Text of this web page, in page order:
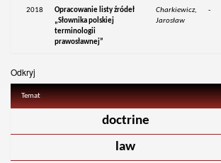
2018
Opracowanie listy źródeł
„Słownika polskiej
terminologii
prawosławnej”
Charkiewicz,
Jarosław
-
Odkryj
Temat
doctrine
law